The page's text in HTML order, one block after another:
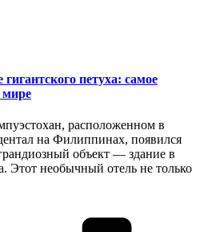
петуха: самое
мире
расположенном в
на Филиппинах, появился
объект — здание в
Этот необычный отель не только